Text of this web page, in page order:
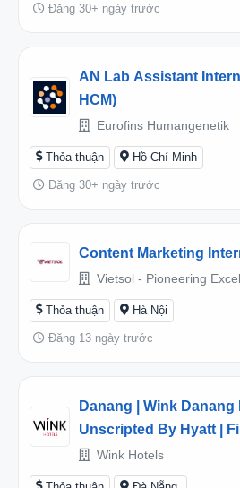
Đăng 30+ ngày trước
AN Lab Assistant
HCM)
Eurofins Humangenetik
Thỏa thuận Hồ Chí Minh
Đăng 30+ ngày trước
Content Marketing
Vietsol - Pioneering
Thỏa thuận Hà Nội
Đăng 13 ngày trước
Danang | Wink Danang
Unscripted By Hyatt |
Thực Tập Sinh Bộ Phận
Wink Hotels